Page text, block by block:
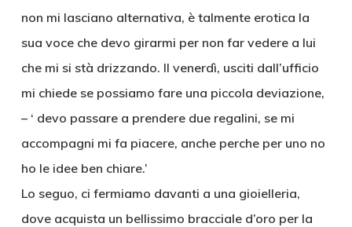
non mi lasciano alternativa, è talmente erotica la
sua voce che devo girarmi per non far vedere a lui
che mi si stà drizzando. Il venerdì, usciti dall’ufficio
mi chiede se possiamo fare una piccola deviazione,
– ‘ devo passare a prendere due regalini, se mi
accompagni mi fa piacere, anche perche per uno no
ho le idee ben chiare.’
Lo seguo, ci fermiamo davanti a una gioielleria,
dove acquista un bellissimo bracciale d’oro per la